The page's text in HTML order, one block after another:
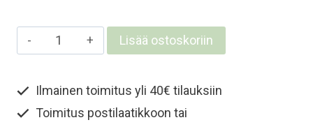
Pitkät
merinovillasäärystimet
Musta
määrä
Lisää ostoskoriin
Ilmainen toimitus yli 40€ tilauksiin
Toimitus postilaatikkoon tai